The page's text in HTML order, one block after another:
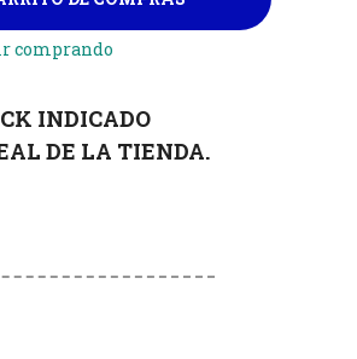
comprando
INDICADO
DE LA TIENDA.